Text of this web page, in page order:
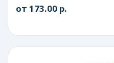
от 173.00 р.